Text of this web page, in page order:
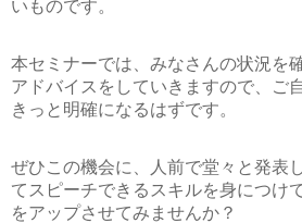
いものです。
本セミナーでは、みなさんの状況を
アドバイスをしていきますので、ご
きっと明確になるはずです。
ぜひこの機会に、人前で堂々と発表
てスピーチできるスキルを身につけ
をアップさせてみませんか？